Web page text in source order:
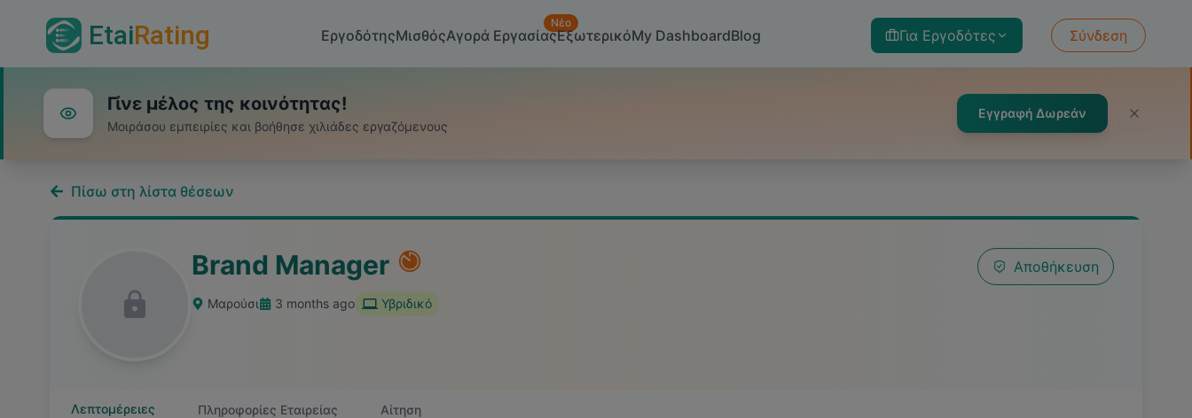
EtaiRating ΕργοδότηςΜισθόςΑγορά Εργασίας
Νέο
ΕξωτερικόMy DashboardBlog Για Εργοδότες Σύνδεση
Γίνε μέλος της κοινότητας!
Μοιράσου εμπειρίες και βοήθησε χιλιάδες εργαζόμενους
Εγγραφή Δωρεάν
Πίσω στη λίστα θέσεων
Brand Manager
Μαρούσι 3 months ago Υβριδικό
Αποθήκευση
Λεπτομέρειες Πληροφορίες Εταιρείας Αίτηση